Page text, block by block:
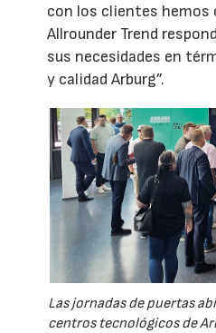
con los clientes hemos
Allrounder Trend
sus necesidades en
y calidad Arburg”.
Las jornadas de puertas
centros tecnológicos de